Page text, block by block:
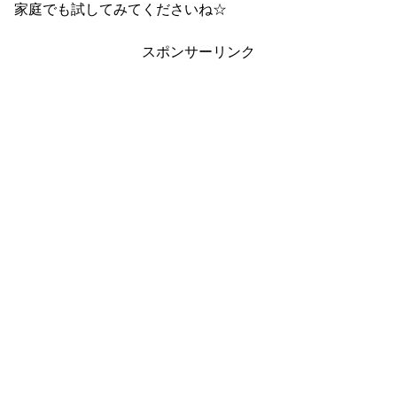
家庭でも試してみてくださいね☆
スポンサーリンク